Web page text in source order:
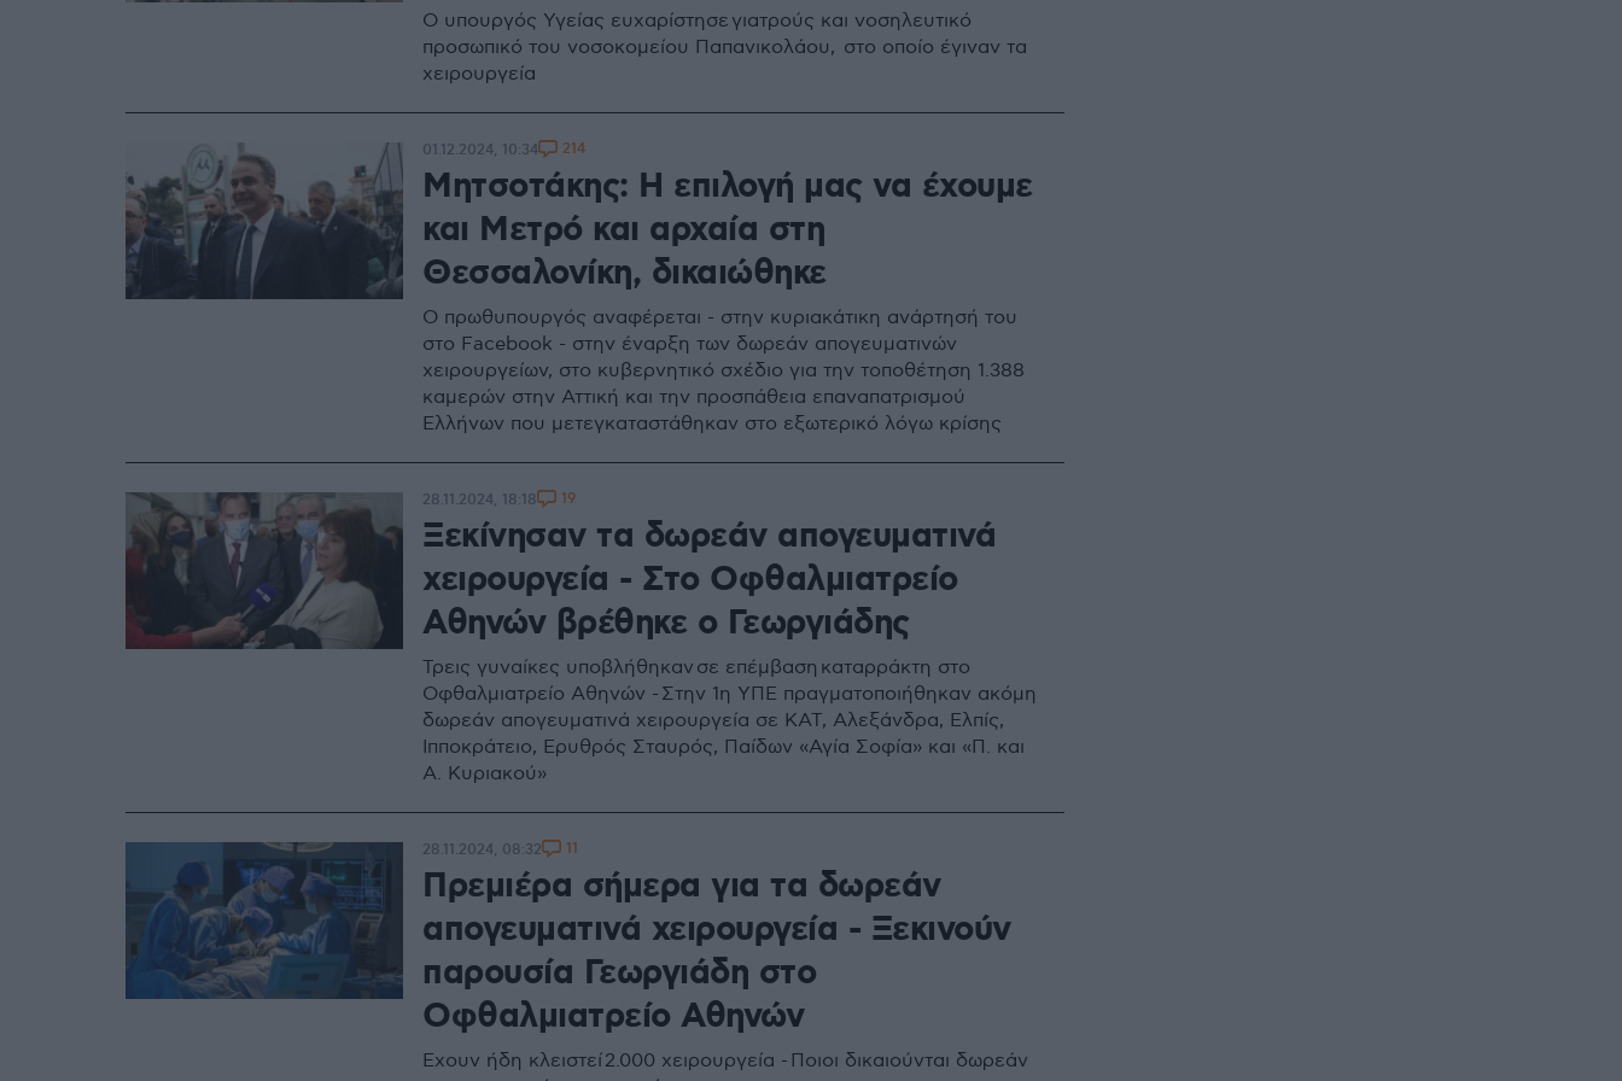
Ο υπουργός Υγείας ευχαρίστησε γιατρούς και νοσηλευτικό
προσωπικό του νοσοκομείου Παπανικολάου, στο οποίο έγιναν τα
χειρουργεία
Μητσοτάκης: Η επιλογή μας να έχουμε
και Μετρό και αρχαία στη
Θεσσαλονίκη, δικαιώθηκε
Ο πρωθυπουργός αναφέρεται - στην κυριακάτικη ανάρτησή του
στο Facebook - στην έναρξη των δωρεάν απογευματινών
χειρουργείων, στο κυβερνητικό σχέδιο για την τοποθέτηση 1.388
καμερών στην Αττική και την προσπάθεια επαναπατρισμού
Ελλήνων που μετεγκαταστάθηκαν στο εξωτερικό λόγω κρίσης
01.12.2024, 10:34 214
Ξεκίνησαν τα δωρεάν απογευματινά
χειρουργεία - Στο Οφθαλμιατρείο
Αθηνών βρέθηκε ο Γεωργιάδης
Τρεις γυναίκες υποβλήθηκαν σε επέμβαση καταρράκτη στο
Οφθαλμιατρείο Αθηνών - Στην 1η ΥΠΕ πραγματοποιήθηκαν ακόμη
δωρεάν απογευματινά χειρουργεία σε ΚΑΤ, Αλεξάνδρα, Ελπίς,
Ιπποκράτειο, Ερυθρός Σταυρός, Παίδων «Αγία Σοφία» και «Π. και
Α. Κυριακού»
28.11.2024, 18:18 19
Πρεμιέρα σήμερα για τα δωρεάν
απογευματινά χειρουργεία - Ξεκινούν
παρουσία Γεωργιάδη στο
Οφθαλμιατρείο Αθηνών
Έχουν ήδη κλειστεί 2.000 χειρουργεία - Ποιοι δικαιούνται δωρεάν
28.11.2024, 08:32 11